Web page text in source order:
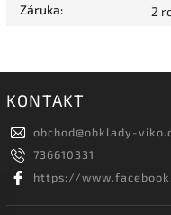
Záruka: 2
KONTAKT
obchod@obklady-
736610331
https://